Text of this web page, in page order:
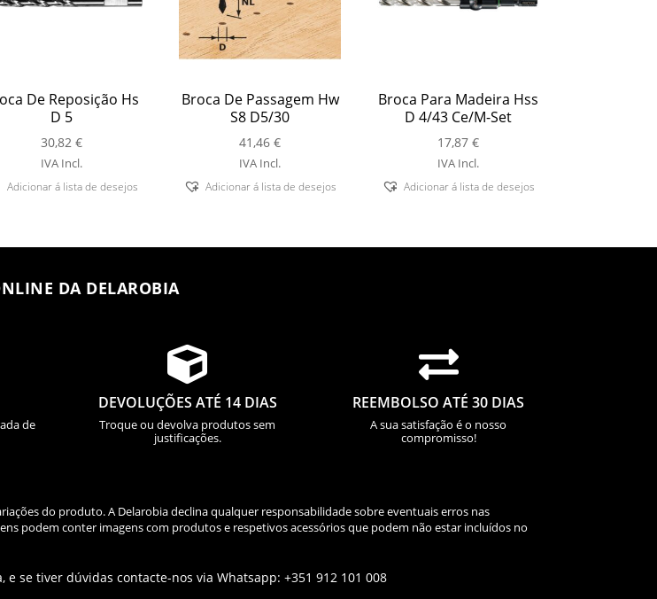
De Reposição Hs
D 5
30,82€
IVA Incl.
Adicionar á lista de desejos
Broca De Passagem Hw
S8 D5/30
41,46€
IVA Incl.
Adicionar á lista de desejos
Broca Para Madeira Hss
D 4/43 Ce/M-Set
17,87€
IVA Incl.
Adicionar á lista de desejos
DA DELAROBIA
de

DEVOLUÇÕES ATÉ 14 DIAS
Troque ou devolva produtos sem
justificações.

REEMBOLSO ATÉ 30 DIAS
A sua satisfação é o nosso
compromisso!
do produto. A Delarobia declina qualquer responsabilidade sobre eventuais erros nas
podem conter imagens com produtos e respetivos acessórios que podem não estar incluídos no
se tiver dúvidas contacte-nos via Whatsapp: +351 912 101 008